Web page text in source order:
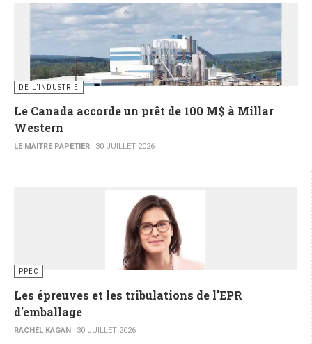
DE L’INDUSTRIE
Le Canada accorde un prêt de 100 M$ à Millar
Western
LE MAITRE PAPETIER 30 JUILLET 2026
PPEC
Les épreuves et les tribulations de l'EPR
d'emballage
RACHEL KAGAN 30 JUILLET 2026